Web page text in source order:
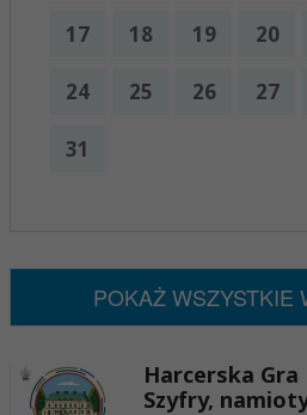
17 18 19 20
24 25 26 27
31
POKAŻ WSZYSTKIE
Harcerska
Szyfry,